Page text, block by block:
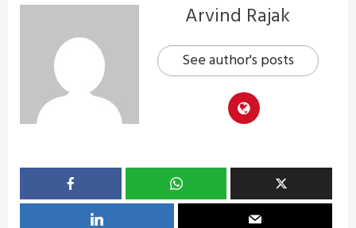
Arvind Rajak
See author's posts